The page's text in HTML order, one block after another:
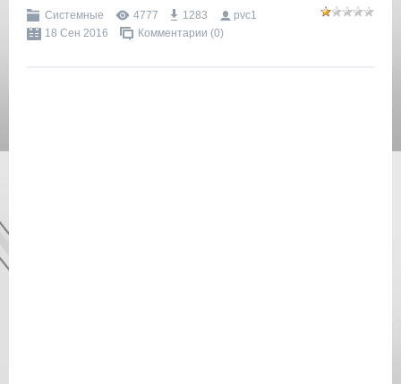
Системные 4777 1283
pvc1
18 Сен 2016
Комментарии (0)